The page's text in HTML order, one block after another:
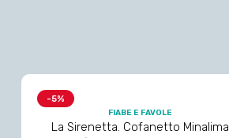
-5%
FIABE E FAVOLE
La Sirenetta. Cofanetto Minalima